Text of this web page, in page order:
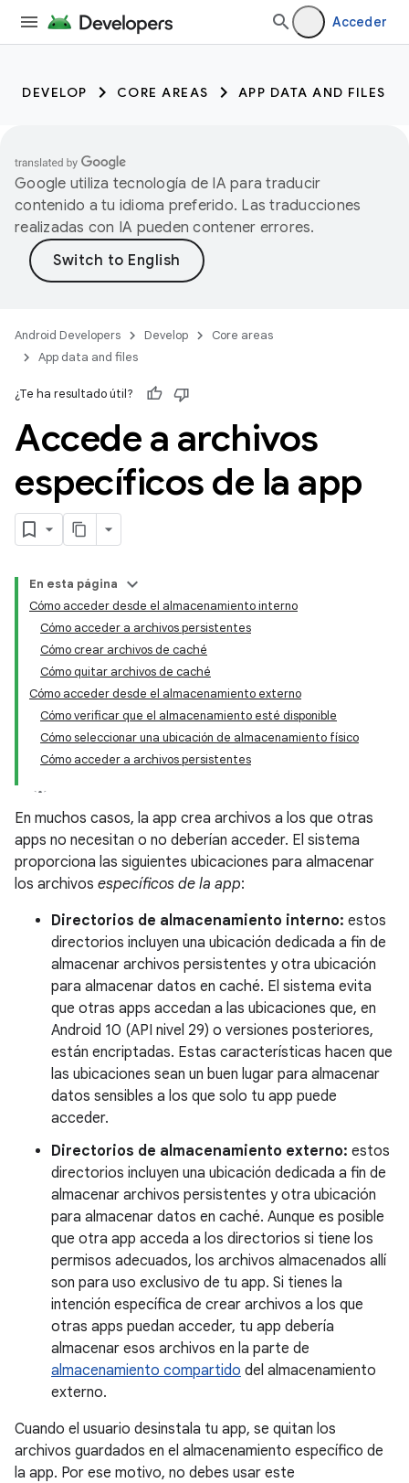
Acceder
DEVELOP CORE AREAS APP DATA AND FILES
Google utiliza tecnología de IA para traducir
contenido a tu idioma preferido. Las traducciones
realizadas con IA pueden contener errores.
Android Developers Develop
Core areas
App data and files
¿Te ha resultado útil?
Accede a archivos
específicos de la app
En esta página
Cómo acceder desde el almacenamiento interno
Cómo acceder a archivos persistentes
Cómo crear archivos de caché
Cómo quitar archivos de caché
Cómo acceder desde el almacenamiento externo
Cómo verificar que el almacenamiento esté disponible
Cómo seleccionar una ubicación de almacenamiento físico
Cómo acceder a archivos persistentes
En muchos casos, la app crea archivos a los que otras
apps no necesitan o no deberían acceder. El sistema
proporciona las siguientes ubicaciones para almacenar
los archivos específicos de la app:
Directorios de almacenamiento interno: estos
directorios incluyen una ubicación dedicada a fin de
almacenar archivos persistentes y otra ubicación
para almacenar datos en caché. El sistema evita
que otras apps accedan a las ubicaciones que, en
Android 10 (API nivel 29) o versiones posteriores,
están encriptadas. Estas características hacen que
las ubicaciones sean un buen lugar para almacenar
datos sensibles a los que solo tu app puede
acceder.
Directorios de almacenamiento externo: estos
directorios incluyen una ubicación dedicada a fin de
almacenar archivos persistentes y otra ubicación
para almacenar datos en caché. Aunque es posible
que otra app acceda a los directorios si tiene los
permisos adecuados, los archivos almacenados allí
son para uso exclusivo de tu app. Si tienes la
intención específica de crear archivos a los que
otras apps puedan acceder, tu app debería
almacenar esos archivos en la parte de
almacenamiento compartido del almacenamiento
externo.
Cuando el usuario desinstala tu app, se quitan los
archivos guardados en el almacenamiento específico de
la app. Por ese motivo, no debes usar este